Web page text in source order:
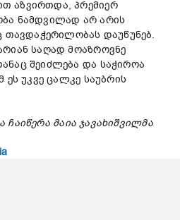
აზვირთდა, პრემიერ
ნამდვილად არ არის
თავდაჭერილობას დაუწუნებ.
საღად მოაზროვნე
შეიძლება და საჭიროა
ეს უკვე ცალკე საუბრის
ჩაიწერა მაია ჯავახიშვილმა